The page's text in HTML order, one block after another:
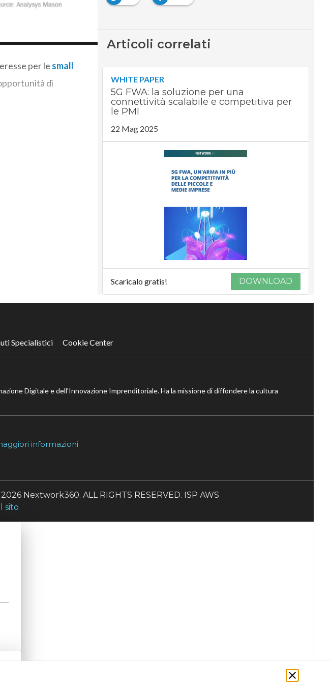
per le small
di
Articoli correlati
WHITE PAPER
5G FWA: la soluzione per una
connettività scalabile e competitiva per
le PMI
22 Mag 2025
Scaricalo gratis! DOWNLOAD
Specialistici Cookie Center
Digitale e dell’Innovazione Imprenditoriale. Ha la missione di diffondere la cultura
informazioni
Nextwork360. ALL RIGHTS RESERVED. ISP AWS
sito